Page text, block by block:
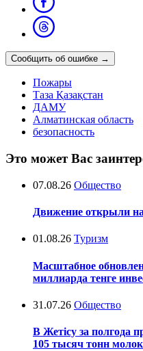
Сообщить об ошибке →
Пожары
Таза Қазақстан
ДАМУ
Алматинская область
безопасность
Это может Вас
07.08.26 Общество
Движение открыли
01.08.26 Туризм
Масштабное
миллиарда тенге
31.07.26 Общество
В Жетісу за полгода
105 тысяч тонн